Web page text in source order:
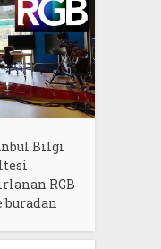
Bilgi
RGB